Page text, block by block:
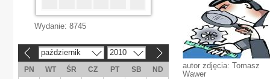
autor zdjęcia: Tomasz
Wawer
Wydanie: 8745
październik 2010
PN WT ŚR CZ PT SB
ND